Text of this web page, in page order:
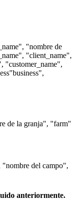
"nombre de
"client_name",
"customer_name",
de la granja", "farm"
del campo",
anteriormente.